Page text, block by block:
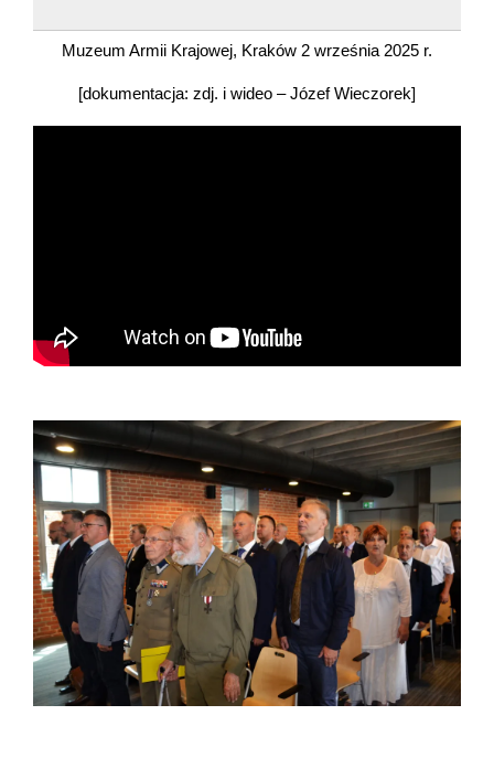
Muzeum Armii Krajowej, Kraków 2 września 2025 r.
[dokumentacja: zdj. i wideo – Józef Wieczorek]